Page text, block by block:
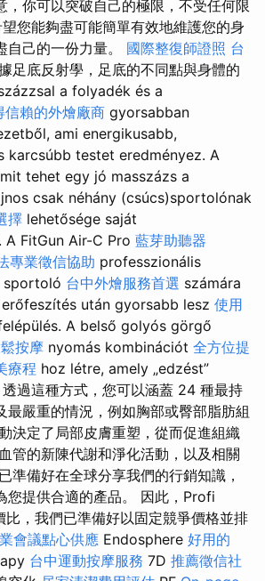
，你可以突破自己的極限，不受任何限
您能夠盡可能簡單有效地維護您的身
自己的一份力量。 國際整復師證照 台
足底反射學，足底的不同點與身體的
a folyadék és a
信賴的外燴廠商 gyorsabban
ami energikusabb,
karcsúbb testet eredményez. A
tehet egy jó masszázs a
csak néhány (csúcs)sportolónak
擇 lehetősége saját
FitGun Air-C Pro 藍芽助聽器
專業徵信協助 professzionális
sportoló 台中外燴服務首選 számára
után gyorsabb lesz 使用
A belső golyós görgő
按摩 nyomás kombinációt 全方位提
療程 hoz létre, amely „edzést”
過這種方式，您可以涵蓋 24 種最持
最嚴重的情況，例如胸部或臀部脂肪組
決定了局部皮膚重塑，從而促進組織
管的新陳代謝和淨化活動，以及相關
準備好在全球分享我們的行銷知識，
您提供合適的產品。 因此，Profi
，我們已準備好以固定競爭價格並排
會議點心供應 Endosphere 好用的
台中運動按摩服務 7D 推薦徵信社